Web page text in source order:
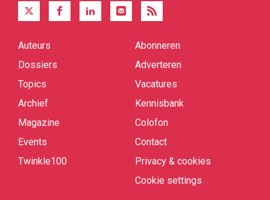
Quick
Auteurs
Dossiers
Topics
Archief
Magazine
Events
Twinkle100
Abonneren
Adverteren
Vacatures
Kennisbank
Colofon
Contact
Privacy & cookies
Cookie settings